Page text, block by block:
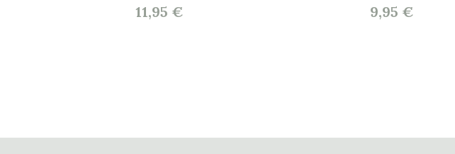
11,95 € 9,95 €